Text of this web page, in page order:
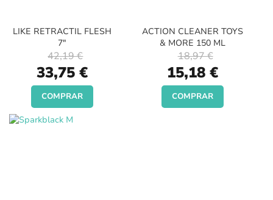
LIKE RETRACTIL FLESH
7"
Special
Price
33,75 €
42,19 €
COMPRAR
ACTION CLEANER TOYS
& MORE 150 ML
Special
Price
15,18 €
18,97 €
COMPRAR